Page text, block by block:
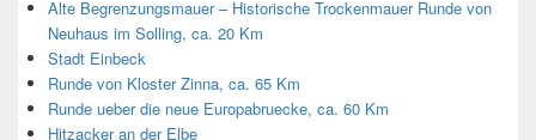
Alte Begrenzungsmauer – Historische Trockenmauer Runde von
Neuhaus im Solling, ca. 20 Km
Stadt Einbeck
Runde von Kloster Zinna, ca. 65 Km
Runde ueber die neue Europabruecke, ca. 60 Km
Hitzacker an der Elbe